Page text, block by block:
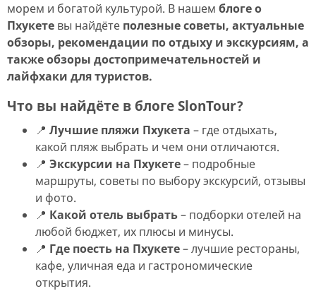
морем и богатой культурой. В нашем блоге о
Пхукете вы найдёте полезные советы, актуальные
обзоры, рекомендации по отдыху и экскурсиям, а
также обзоры достопримечательностей и
лайфхаки для туристов.
Что вы найдёте в блоге SlonTour?
📍 Лучшие пляжи Пхукета – где отдыхать,
какой пляж выбрать и чем они отличаются.
📍 Экскурсии на Пхукете– подробные
маршруты, советы по выбору экскурсий, отзывы
и фото.
📍 Какой отель выбрать– подборки отелей на
любой бюджет, их плюсы и минусы.
📍 Где поесть на Пхукете– лучшие рестораны,
кафе, уличная еда и гастрономические
открытия.